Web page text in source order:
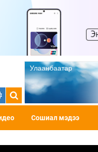
Улаанбаатар
Сошиал мэдээ